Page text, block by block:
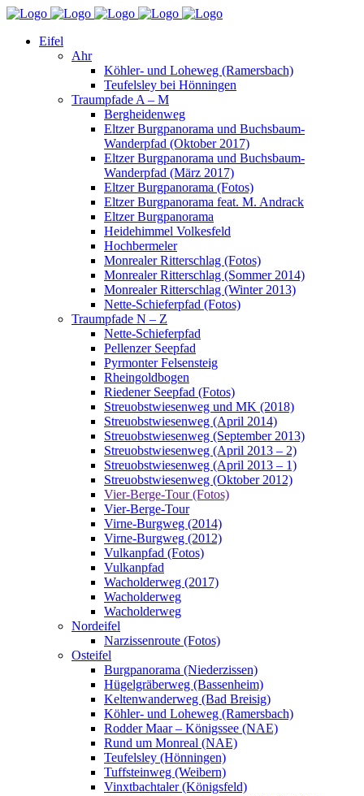
Eifel
Ahr
Köhler- und Loheweg (Ramersbach)
Teufelsley bei Hönningen
Traumpfade A – M
Bergheidenweg
Eltzer Burgpanorama und Buchsbaum-
Wanderpfad (Oktober 2017)
Eltzer Burgpanorama und Buchsbaum-
Wanderpfad (März 2017)
Eltzer Burgpanorama (Fotos)
Eltzer Burgpanorama feat. M. Andrack
Eltzer Burgpanorama
Heidehimmel Volkesfeld
Hochbermeler
Monrealer Ritterschlag (Fotos)
Monrealer Ritterschlag (Sommer 2014)
Monrealer Ritterschlag (Winter 2013)
Nette-Schieferpfad (Fotos)
Traumpfade N – Z
Nette-Schieferpfad
Pellenzer Seepfad
Pyrmonter Felsensteig
Rheingoldbogen
Riedener Seepfad (Fotos)
Streuobstwiesenweg und MK (2018)
Streuobstwiesenweg (April 2014)
Streuobstwiesenweg (September 2013)
Streuobstwiesenweg (April 2013 – 2)
Streuobstwiesenweg (April 2013 – 1)
Streuobstwiesenweg (Oktober 2012)
Vier-Berge-Tour (Fotos)
Vier-Berge-Tour
Virne-Burgweg (2014)
Virne-Burgweg (2012)
Vulkanpfad (Fotos)
Vulkanpfad
Wacholderweg (2017)
Wacholderweg
Wacholderweg
Nordeifel
Narzissenroute (Fotos)
Osteifel
Burgpanorama (Niederzissen)
Hügelgräberweg (Bassenheim)
Keltenwanderweg (Bad Breisig)
Köhler- und Loheweg (Ramersbach)
Rodder Maar – Königssee (NAE)
Rund um Monreal (NAE)
Teufelsley (Hönningen)
Tuffsteinweg (Weibern)
Vinxtbachtaler (Königsfeld)